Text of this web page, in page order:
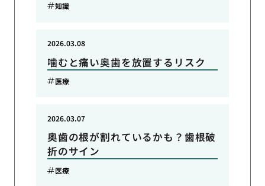
知識
噛むと痛い奥歯を放置するリスク
2026.03.08
医療
奥歯の根が割れているかも？歯根破
折のサイン
2026.03.07
医療